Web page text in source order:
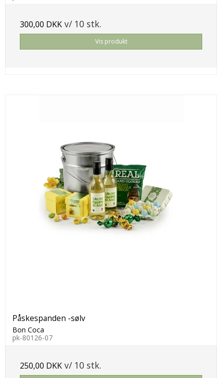
300,00 DKK v/ 10 stk.
Vis produkt
Påskespanden -sølv
Bon Coca
pk-80126-07
250,00 DKK v/ 10 stk.